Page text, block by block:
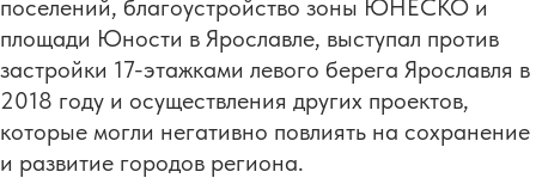
поселений, благоустройство зоны ЮНЕСКО и
площади Юности в Ярославле, выступал против
застройки 17-этажками левого берега Ярославля в
2018 году и осуществления других проектов,
которые могли негативно повлиять на сохранение
и развитие городов региона.